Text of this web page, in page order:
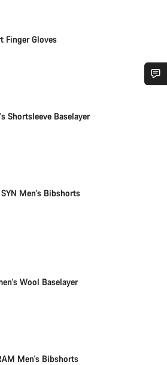
Finger Gloves
Shortsleeve Baselayer
SYN Men's Bibshorts
Wool Baselayer
Men's Bibshorts
står klar til at besvare dine spørgsmål.
Luk